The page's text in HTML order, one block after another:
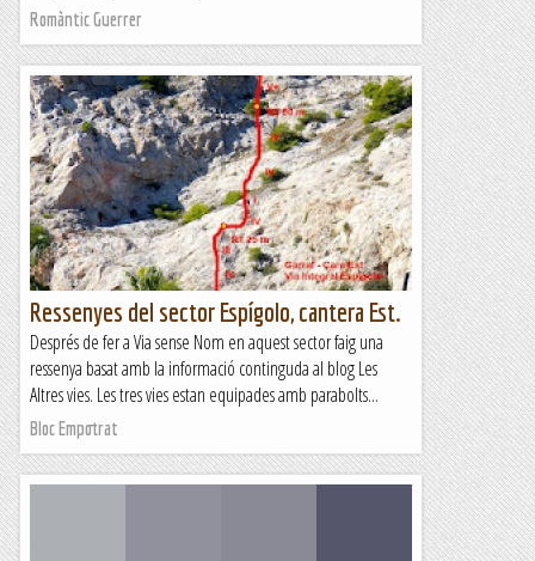
Romàntic Guerrer
Ressenyes del sector Espígolo, cantera Est.
Després de fer a Via sense Nom en aquest sector faig una
ressenya basat amb la informació continguda al blog Les
Altres vies. Les tres vies estan equipades amb parabolts...
Bloc Empotrat